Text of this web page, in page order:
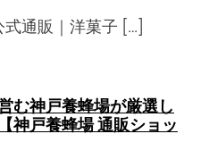
式通販｜洋菓子 […]
む神戸養蜂場が厳選し
神戸養蜂場 通販ショッ